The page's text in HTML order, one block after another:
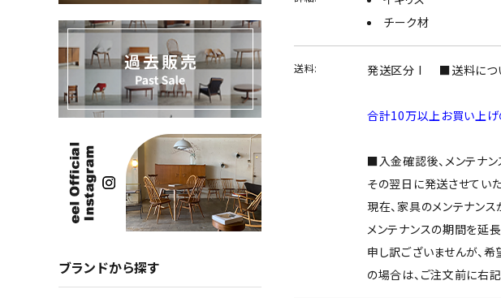
ログイン person 新規会員登録
チーク材
送料: 発送区分 I ■送料につ
合計10万以上お買い上
■入金確認後、メンテナン
その翌日に発送させていた
現在、家具のメンテナン
メンテナンスの期間を延長
申し訳ございませんが、
の場合は、ご注文前に右
ブランドから探す